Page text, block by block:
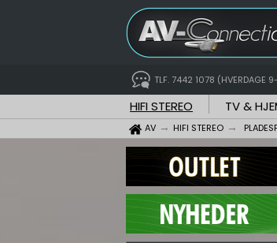
TLF. 7442 1078 (HVERDAGE
HIFI STEREO TV &
AV HIFI STEREO